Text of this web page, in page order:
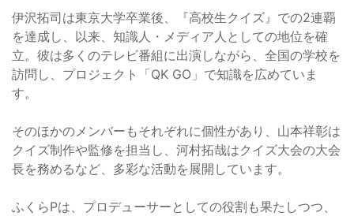
伊沢拓司は東京大学卒業後、『高校生クイズ』での2連覇
を達成し、以来、知識人・メディア人としての地位を確
立。彼は多くのテレビ番組に出演しながら、全国の学校を
訪問し、プロジェクト「QK GO」で知識を広めていま
す。
そのほかのメンバーもそれぞれに個性があり、山本祥彰は
クイズ制作や監修を担当し、河村拓哉はクイズ大会の大会
長を務めるなど、多彩な活動を展開しています。
ふくらPは、プロデューサーとしての役割も果たしつつ、